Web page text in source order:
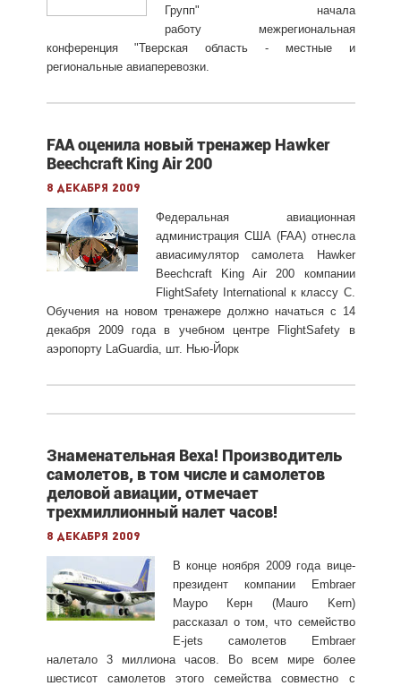
Групп" начала
работу межрегиональная
конференция "Тверская область - местные и
региональные авиаперевозки.
FAA оценила новый тренажер Hawker
Beechcraft King Air 200
8 декабря 2009
Федеральная авиационная
администрация США (FAA) отнесла
авиасимулятор самолета Hawker
Beechcraft King Air 200 компании
FlightSafety International к классу С.
Обучения на новом тренажере должно начаться с 14
декабря 2009 года в учебном центре FlightSafety в
аэропорту LaGuardia, шт. Нью-Йорк
Знаменательная Веха! Производитель
самолетов, в том числе и самолетов
деловой авиации, отмечает
трехмиллионный налет часов!
8 декабря 2009
В конце ноября 2009 года вице-
президент компании Embraer
Мауро Керн (Mauro Kern)
рассказал о том, что семейство
E-jets самолетов Embraer
налетало 3 миллиона часов. Во всем мире более
шестисот самолетов этого семейства совместно с